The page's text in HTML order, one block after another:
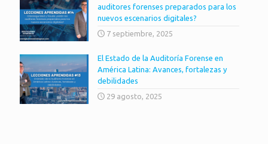
auditores forenses preparados para los
nuevos escenarios digitales?
7 septiembre, 2025
El Estado de la Auditoría Forense en
América Latina: Avances, fortalezas y
debilidades
29 agosto, 2025